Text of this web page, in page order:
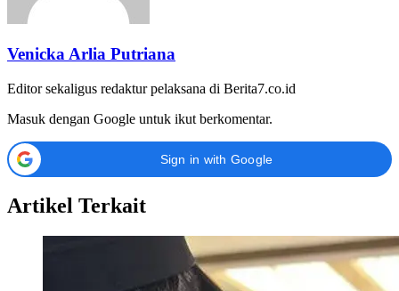
Venicka Arlia Putriana
Editor sekaligus redaktur pelaksana di Berita7.co.id
Masuk dengan Google untuk ikut berkomentar.
Sign in with Google
Artikel Terkait